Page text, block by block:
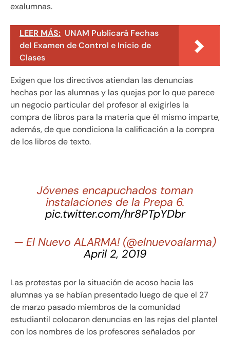
exalumnas.
LEER MÁS: UNAM Publicará Fechas
del Examen de Control e Inicio de
Clases
Exigen que los directivos atiendan las denuncias
hechas por las alumnas y las quejas por lo que parece
un negocio particular del profesor al exigirles la
compra de libros para la materia que él mismo imparte,
además, de que condiciona la calificación a la compra
de los libros de texto.
Jóvenes encapuchados toman
instalaciones de la Prepa 6.
pic.twitter.com/hr8PTpYDbr
— El Nuevo ALARMA! (@elnuevoalarma)
April 2, 2019
Las protestas por la situación de acoso hacia las
alumnas ya se habían presentado luego de que el 27
de marzo pasado miembros de la comunidad
estudiantil colocaron denuncias en las rejas del plantel
con los nombres de los profesores señalados por